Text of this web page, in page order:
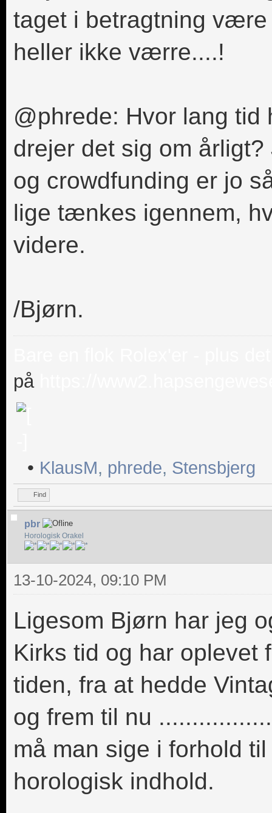
taget i betragtning
heller ikke værre....!
@phrede: Hvor lang
drejer det sig om
og crowdfunding er jo
lige tænkes igennem,
videre.
/Bjørn.
på
• KlausM, phrede, Stensbjerg
Find
pbr
Horologisk Orakel
13-10-2024, 09:10 PM
Ligesom Bjørn har jeg
Kirks tid og har oplevet
tiden, fra at hedde
og frem til nu
må man sige i forhold
horologisk indhold.